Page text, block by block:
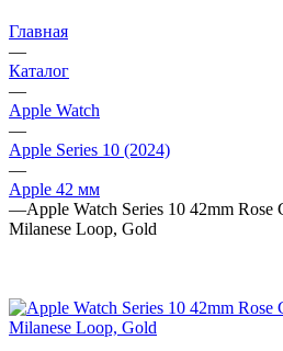
Главная
—
Каталог
—
Apple Watch
—
Apple Series 10 (2024)
—
Apple 42 мм
—Apple Watch Series 10 42mm
Milanese Loop, Gold